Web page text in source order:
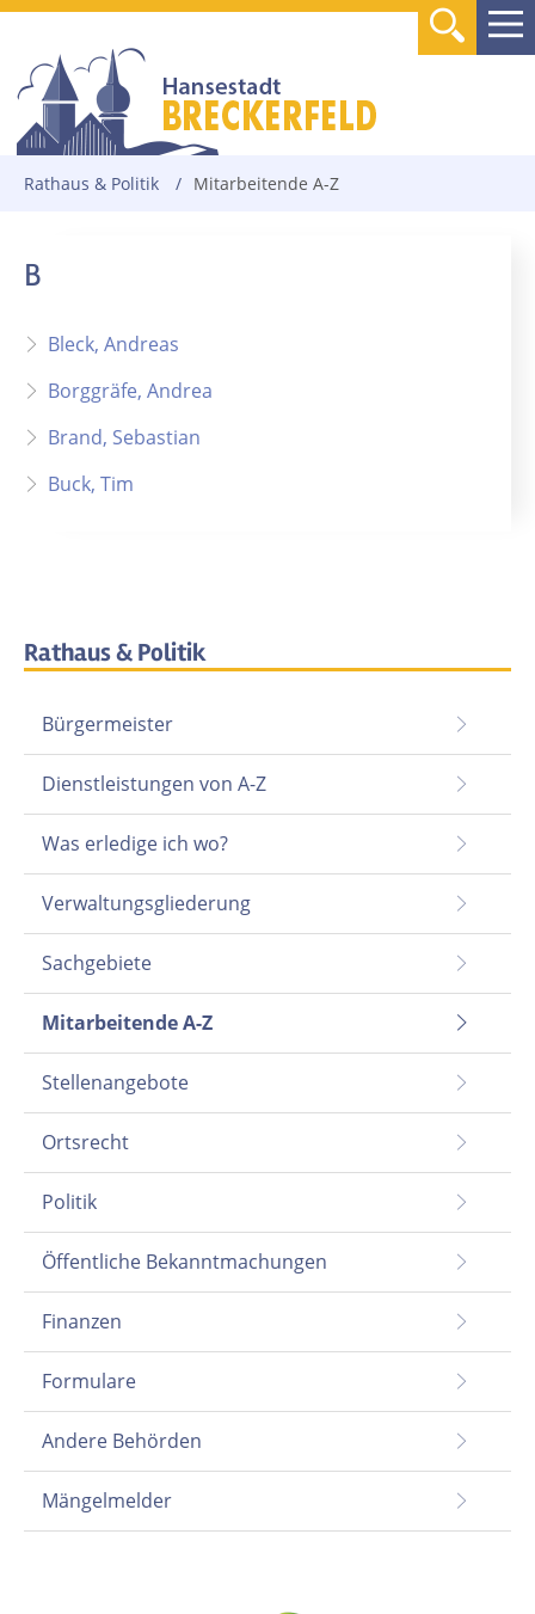
Rathaus & Politik / Mitarbeitende A-Z
B
Bleck, Andreas
Borggräfe, Andrea
Brand, Sebastian
Buck, Tim
Rathaus & Politik
Bürgermeister
Dienstleistungen von A-Z
Was erledige ich wo?
Verwaltungsgliederung
Sachgebiete
Mitarbeitende A-Z
Stellenangebote
Ortsrecht
Politik
Öffentliche Bekanntmachungen
Finanzen
Formulare
Andere Behörden
Mängelmelder